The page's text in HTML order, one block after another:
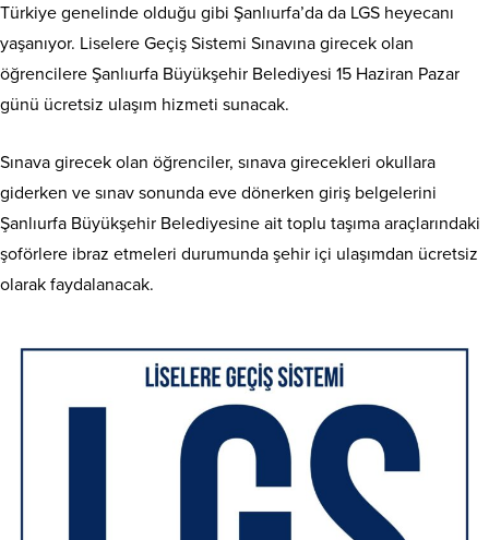
Türkiye genelinde olduğu gibi Şanlıurfa’da da LGS heyecanı
yaşanıyor. Liselere Geçiş Sistemi Sınavına girecek olan
öğrencilere Şanlıurfa Büyükşehir Belediyesi 15 Haziran Pazar
günü ücretsiz ulaşım hizmeti sunacak.
Sınava girecek olan öğrenciler, sınava girecekleri okullara
giderken ve sınav sonunda eve dönerken giriş belgelerini
Şanlıurfa Büyükşehir Belediyesine ait toplu taşıma araçlarındaki
şoförlere ibraz etmeleri durumunda şehir içi ulaşımdan ücretsiz
olarak faydalanacak.